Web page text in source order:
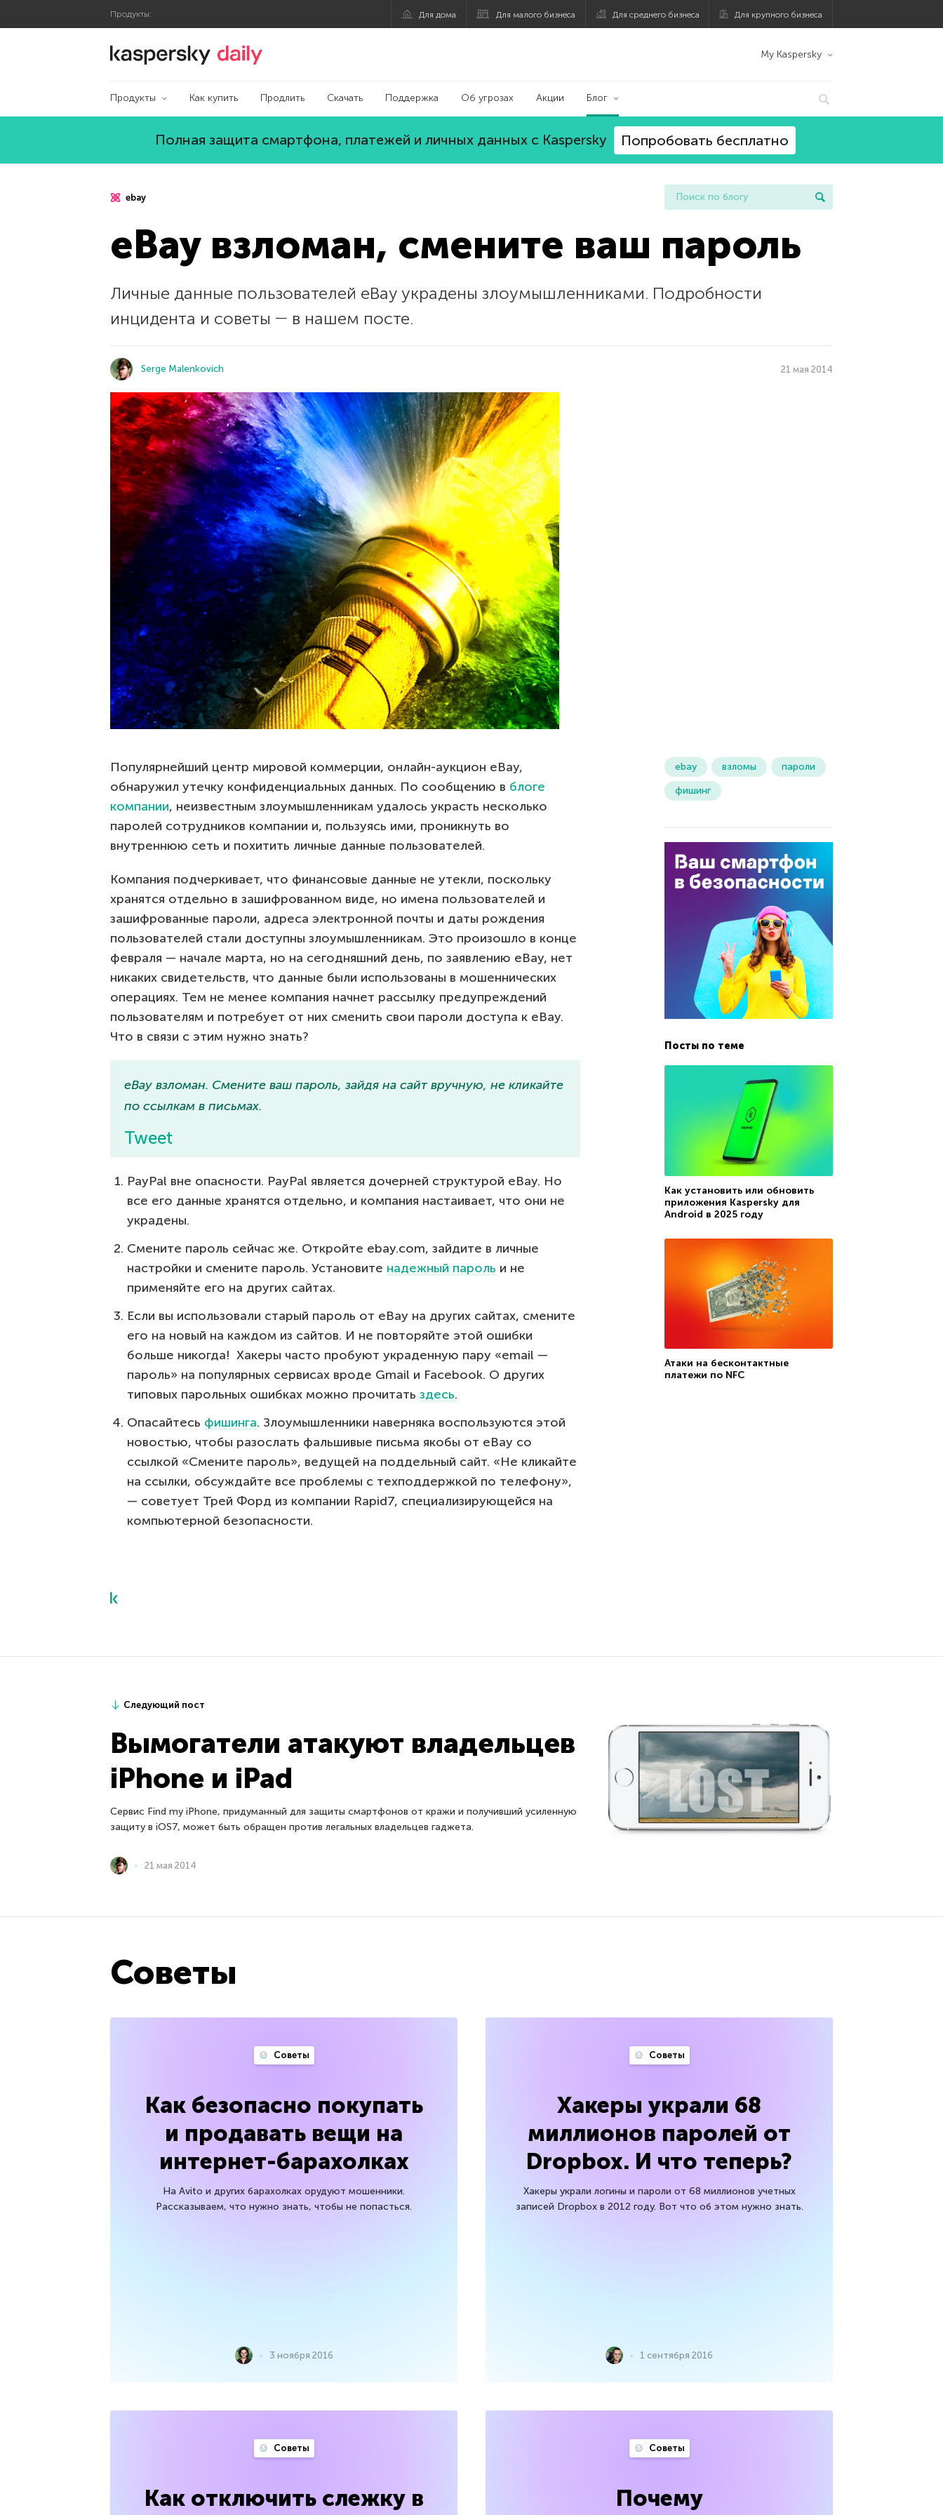
Продукты: Для дома Для малого бизнеса Для среднего бизнеса Для крупного бизнеса
Блог Касперского My Kaspersky
Продукты Как купить Продлить Скачать Поддержка Об угрозах Акции Блог
Полная защита смартфона, платежей и личных данных с Kaspersky Попробовать бесплатно
ebay
eBay взломан, смените ваш пароль
Личные данные пользователей eBay украдены злоумышленниками. Подробности
инцидента и советы ― в нашем посте.
Serge Malenkovich 21 мая 2014
Популярнейший центр мировой коммерции, онлайн-аукцион eBay,
обнаружил утечку конфиденциальных данных. По сообщению в блоге
компании, неизвестным злоумышленникам удалось украсть несколько
паролей сотрудников компании и, пользуясь ими, проникнуть во
внутреннюю сеть и похитить личные данные пользователей.
Компания подчеркивает, что финансовые данные не утекли, поскольку
хранятся отдельно в зашифрованном виде, но имена пользователей и
зашифрованные пароли, адреса электронной почты и даты рождения
пользователей стали доступны злоумышленникам. Это произошло в конце
февраля — начале марта, но на сегодняшний день, по заявлению eBay, нет
никаких свидетельств, что данные были использованы в мошеннических
операциях. Тем не менее компания начнет рассылку предупреждений
пользователям и потребует от них сменить свои пароли доступа к eBay.
Что в связи с этим нужно знать?
eBay взломан. Смените ваш пароль, зайдя на сайт вручную, не кликайте
по ссылкам в письмах.
Tweet
PayPal вне опасности. PayPal является дочерней структурой eBay. Но
все его данные хранятся отдельно, и компания настаивает, что они не
украдены.
Смените пароль сейчас же. Откройте ebay.com, зайдите в личные
настройки и смените пароль. Установите надежный пароль и не
применяйте его на других сайтах.
Если вы использовали старый пароль от eBay на других сайтах, смените
его на новый на каждом из сайтов. И не повторяйте этой ошибки
больше никогда! Хакеры часто пробуют украденную пару «email —
пароль» на популярных сервисах вроде Gmail и Facebook. О других
типовых парольных ошибках можно прочитать здесь.
Опасайтесь фишинга. Злоумышленники наверняка воспользуются этой
новостью, чтобы разослать фальшивые письма якобы от eBay со
ссылкой «Смените пароль», ведущей на поддельный сайт. «Не кликайте
на ссылки, обсуждайте все проблемы с техподдержкой по телефону»,
— советует Трей Форд из компании Rapid7, специализирующейся на
компьютерной безопасности.
ebay взломы
пароли
фишинг
Посты по теме
Как установить или обновить
приложения Kaspersky для
Android в 2025 году
Атаки на бесконтактные
платежи по NFC
Следующий пост
Вымогатели атакуют владельцев
iPhone и iPad
Сервис Find my iPhone, придуманный для защиты смартфонов от кражи и получивший усиленную
защиту в iOS7, может быть обращен против легальных владельцев гаджета.
21 мая 2014
Советы
Советы
Как безопасно покупать
и продавать вещи на
интернет-барахолках
На Avito и других барахолках орудуют мошенники.
Рассказываем, что нужно знать, чтобы не попасться.
3 ноября 2016
Советы
Хакеры украли 68
миллионов паролей от
Dropbox. И что теперь?
Хакеры украли логины и пароли от 68 миллионов учетных
записей Dropbox в 2012 году. Вот что об этом нужно знать.
1 сентября 2016
Советы
Как отключить слежку в
Советы
Почему